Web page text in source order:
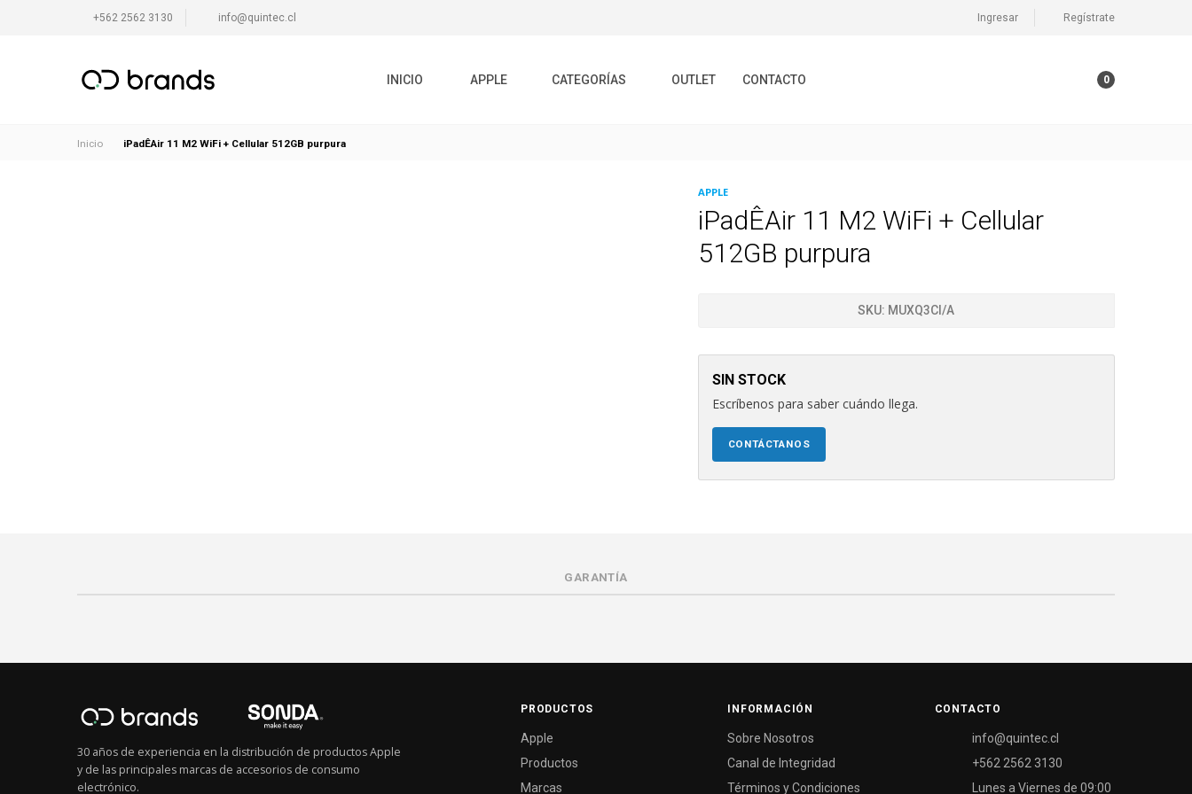
+562 2562 3130 info@quintec.cl Ingresar Regístrate
INICIO APPLE CATEGORÍAS OUTLET CONTACTO 0
Inicio iPadÊAir 11 M2 WiFi + Cellular 512GB purpura
APPLE
iPadÊAir 11 M2 WiFi + Cellular
512GB purpura
SKU: MUXQ3CI/A
SIN STOCK
Escríbenos para saber cuándo llega.
CONTÁCTANOS
GARANTÍA
30 años de experiencia en la distribución de productos Apple
y de las principales marcas de accesorios de consumo
electrónico.
PRODUCTOS
Apple
Productos
Marcas
INFORMACIÓN
Sobre Nosotros
Canal de Integridad
Términos y Condiciones
CONTACTO
info@quintec.cl
+562 2562 3130
Lunes a Viernes de 09:00